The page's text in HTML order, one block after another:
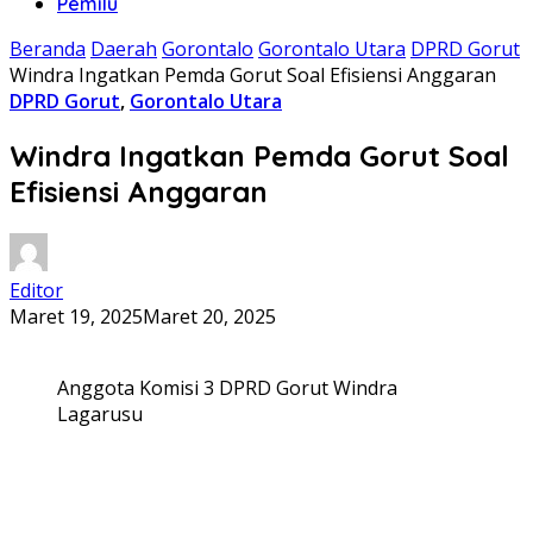
Beranda Daerah Gorontalo Gorontalo Utara DPRD Gorut
Windra Ingatkan Pemda Gorut Soal Efisiensi Anggaran
DPRD Gorut, Gorontalo Utara
Windra Ingatkan Pemda Gorut Soal
Efisiensi Anggaran
Editor
Maret 19, 2025Maret 20, 2025
Anggota Komisi 3 DPRD Gorut Windra
Lagarusu